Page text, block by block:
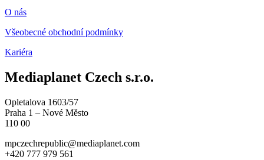
O nás
Všeobecné obchodní podmínky
Kariéra
Mediaplanet Czech s.r.o.
Opletalova 1603/57
Praha 1 – Nové Město
110 00
mpczechrepublic@mediaplanet.com
+420 777 979 561